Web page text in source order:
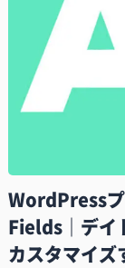
WordPress
Fields｜デイ
カスタマイズ